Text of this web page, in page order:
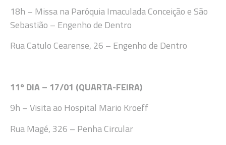
18h – Missana Paróquia Imaculada Conceição e São
Sebastião – Engenho de Dentro
Rua Catulo Cearense, 26 – Engenho de Dentro
11º DIA – 17/01 (QUARTA-FEIRA)
9h – Visita ao Hospital Mario Kroeff
RuaMagé, 326 – Penha Circular